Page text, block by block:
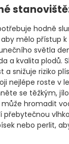
hodně
mělo přístup
světla
a kvalita plodů.
a snižuje riziko
nejlépe roste v
se těžkým,
hromadit
přebytečnou
nebo perlit,